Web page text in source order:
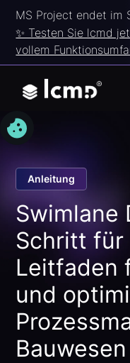
MS Project endet im
✨ Testen Sie lcmd
vollem
Anleitung
Swimlane
Schritt für
Leitfaden
und
Bauwesen